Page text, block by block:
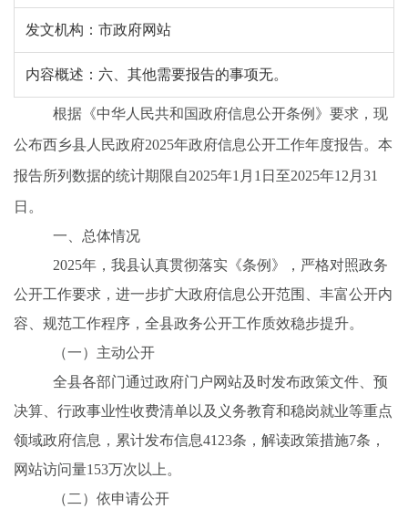
发文机构： 市政府网站
内容概述： 六、其他需要报告的事项无。
根据《中华人民共和国政府信息公开条例》要求，现
公布西乡县人民政府2025年政府信息公开工作年度报告。本
报告所列数据的统计期限自2025年1 月 1 日至2025年12 月 31
日。
一、总体情况
2025年，我县认真贯彻落实《条例》，严格对照政务
公开工作要求，进一步扩大政府信息公开范围、丰富公开内
容、规范工作程序，全县政务公开工作质效稳步提升。
（一）主动公开
全县各部门通过政府门户网站及时发布政策文件、预
决算、行政事业性收费清单以及义务教育和稳岗就业等重点
领域政府信息，累计发布信息4123条，解读政策措施7条，
网站访问量153万次以上。
（二）依申请公开